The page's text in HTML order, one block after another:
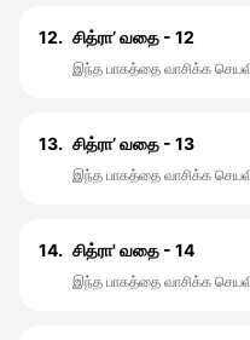
12. சித்ரா’ வதை - 12
இந்த பாகத்தை வாசிக்க
13. சித்ரா’ வதை - 13
இந்த பாகத்தை வாசிக்க
14. சித்ரா' வதை - 14
இந்த பாகத்தை வாசிக்க